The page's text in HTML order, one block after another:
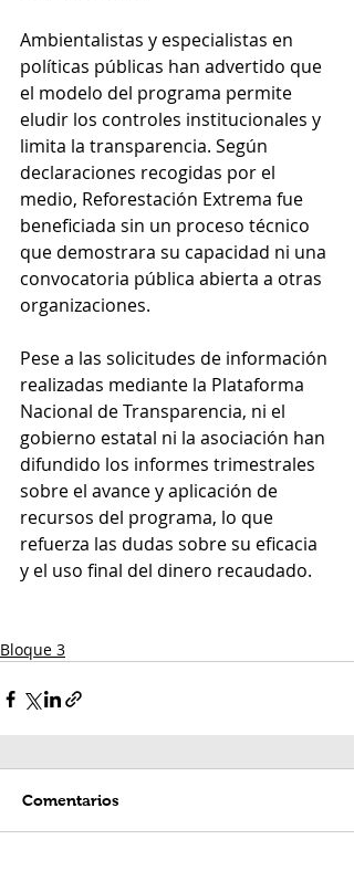
Ambientalistas y especialistas en
políticas públicas han advertido que
el modelo del programa permite
eludir los controles institucionales y
limita la transparencia. Según
declaraciones recogidas por el
medio, Reforestación Extrema fue
beneficiada sin un proceso técnico
que demostrara su capacidad ni una
convocatoria pública abierta a otras
organizaciones.
Pese a las solicitudes de información
realizadas mediante la Plataforma
Nacional de Transparencia, ni el
gobierno estatal ni la asociación han
difundido los informes trimestrales
sobre el avance y aplicación de
recursos del programa, lo que
refuerza las dudas sobre su eficacia
y el uso final del dinero recaudado.
Bloque 3
Comentarios